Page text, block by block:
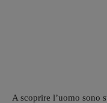
A scoprire l’uomo sono